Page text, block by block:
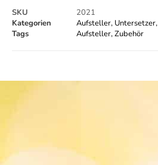
SKU
2021
Kategorien
Aufsteller, Untersetzer,
Tags
Aufsteller,Zubehör